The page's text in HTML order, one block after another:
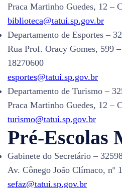
Praca Martinho Guedes, 12 –
biblioteca@tatui.sp.gov.br
Departamento de Esportes –
Rua Prof. Oracy Gomes, 599
18270600
esportes@tatui.sp.gov.br
Departamento de Turismo –
Praca Martinho Guedes, 12 –
turismo@tatui.sp.gov.br
Pré-Escolas
Gabinete do Secretário –
Av. Cônego João Clímaco, nº
sefaz@tatui.sp.gov.br